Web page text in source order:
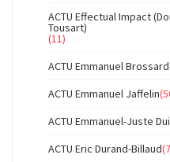
ACTU Effectual Impact
Tousart)
(11)
ACTU Emmanuel
ACTU Emmanuel Jaffelin
ACTU Emmanuel-Juste
ACTU Eric Durand-Billaud